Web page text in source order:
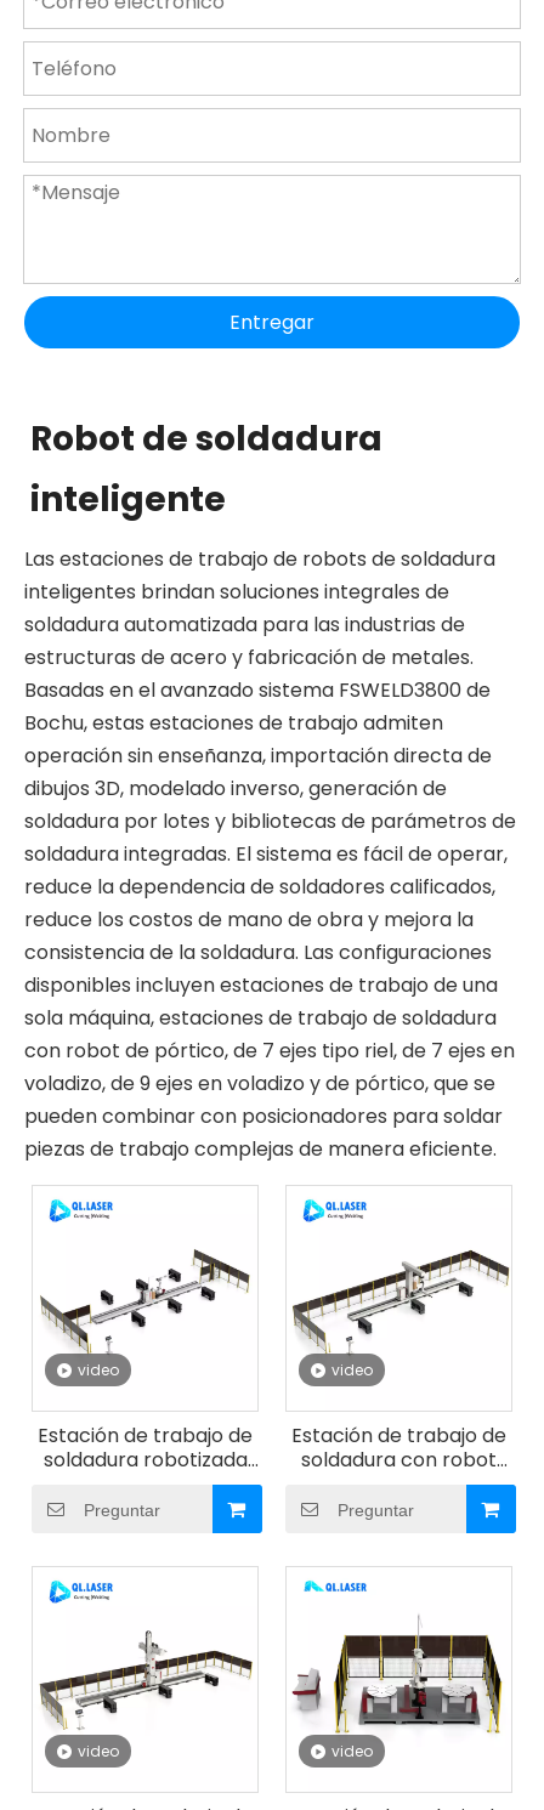
Entregar
Robot de soldadura
inteligente
Las estaciones de trabajo de robots de soldadura
inteligentes brindan soluciones integrales de
soldadura automatizada para las industrias de
estructuras de acero y fabricación de metales.
Basadas en el avanzado sistema FSWELD3800 de
Bochu, estas estaciones de trabajo admiten
operación sin enseñanza, importación directa de
dibujos 3D, modelado inverso, generación de
soldadura por lotes y bibliotecas de parámetros de
soldadura integradas. El sistema es fácil de operar,
reduce la dependencia de soldadores calificados,
reduce los costos de mano de obra y mejora la
consistencia de la soldadura. Las configuraciones
disponibles incluyen estaciones de trabajo de una
sola máquina, estaciones de trabajo de soldadura
con robot de pórtico, de 7 ejes tipo riel, de 7 ejes en
voladizo, de 9 ejes en voladizo y de pórtico, que se
pueden combinar con posicionadores para soldar
piezas de trabajo complejas de manera eficiente.
video
Estación de trabajo de
soldadura robotizada
tipo riel de 7 ejes
Preguntar
video
Estación de trabajo de
soldadura con robot
voladizo de 7 ejes
Preguntar
video video